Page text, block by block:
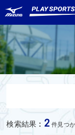
都道府県から
検索結果 : 2 件見つ